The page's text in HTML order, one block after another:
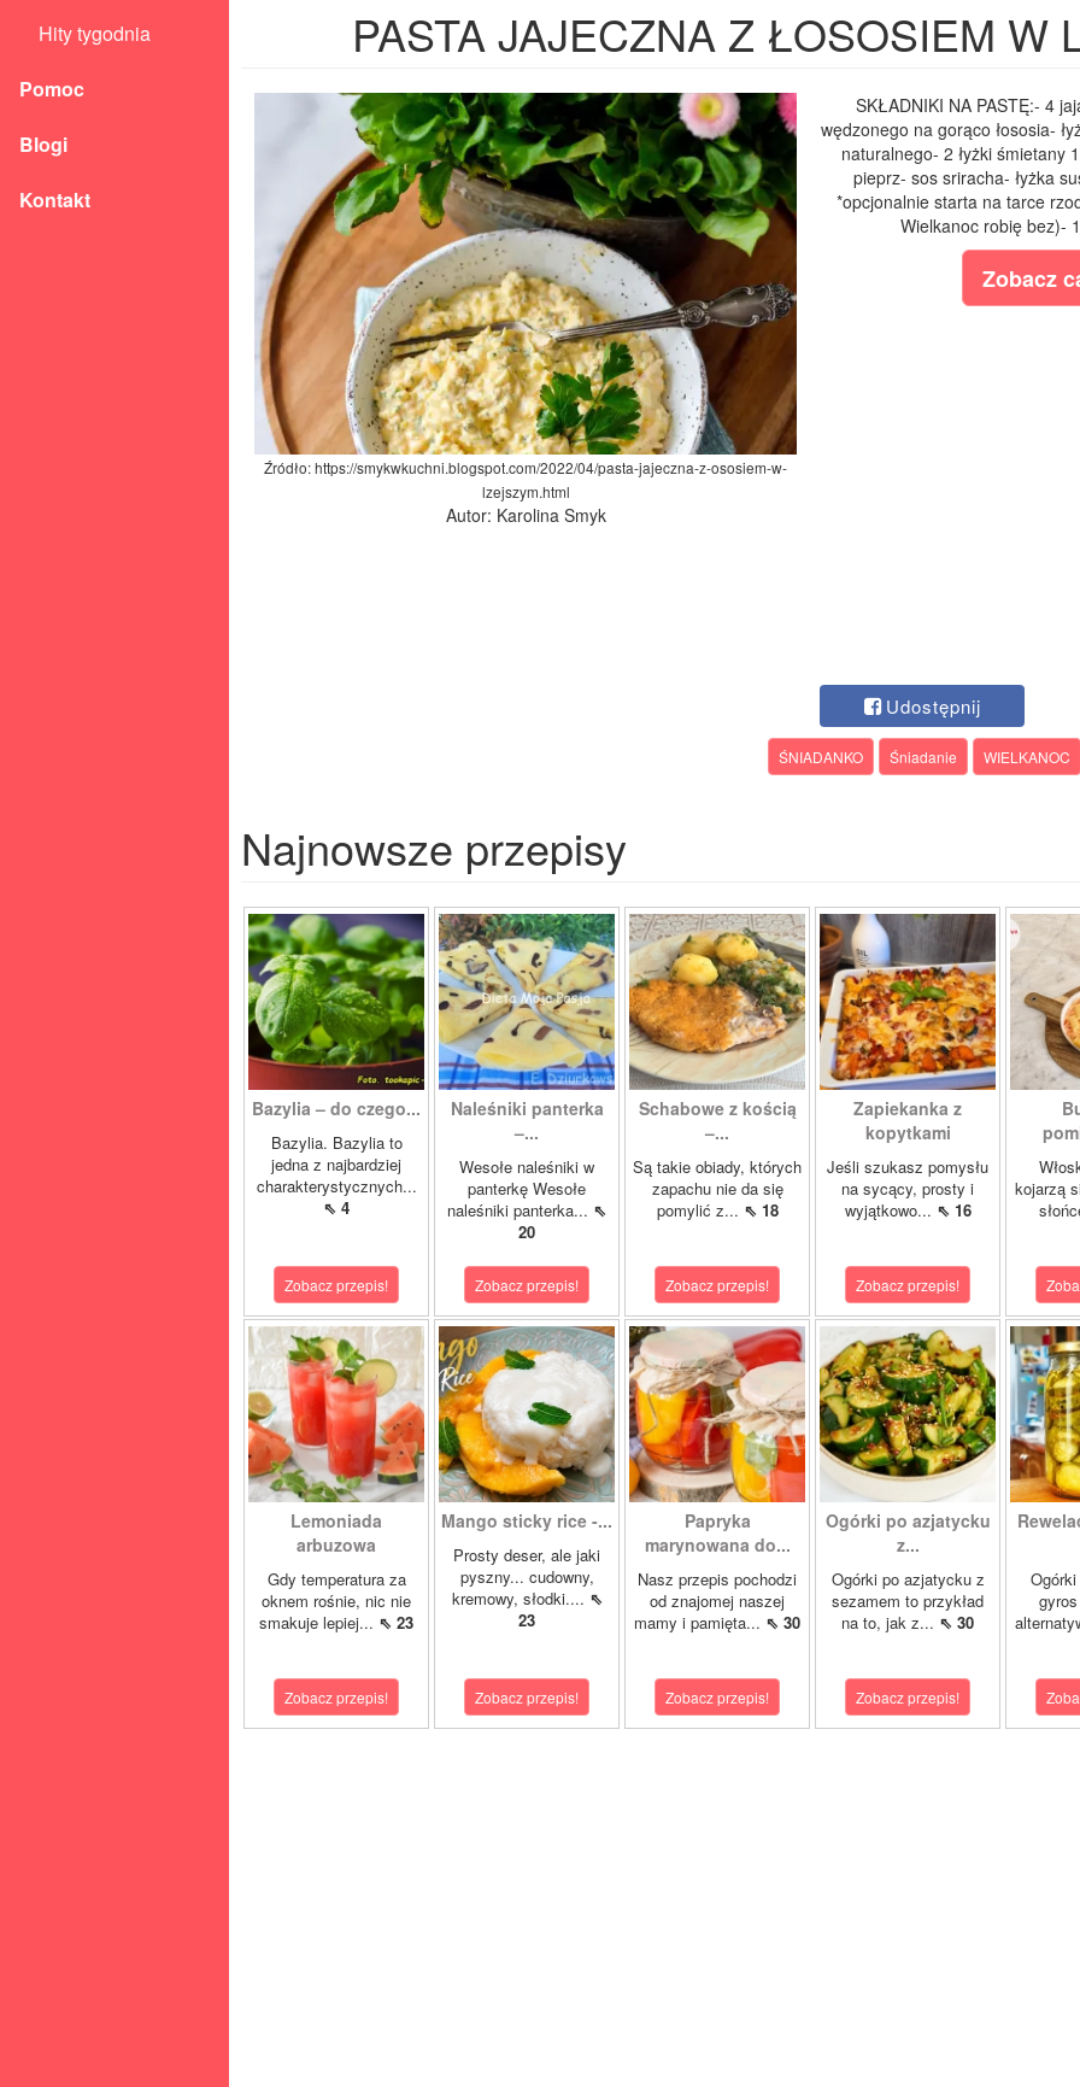
Hity tygodnia
Pomoc
Blogi
Kontakt
PASTA JAJECZNA Z ŁOSOSIEM W
Źródło: https://smykwkuchni.blogspot.com/2022/04/pasta-jajeczna-z-ososiem-w-
lzejszym.html
Autor: Karolina Smyk
SKŁADNIKI NA PASTĘ:- 4
wędzonego na gorąco łososia-
naturalnego- 2 łyżki śmietany
pieprz- sos sriracha- łyżka
*opcjonalnie starta na tarce
Wielkanoc robię bez)-
Zobacz
Udostępnij
ŚNIADANKO Śniadanie WIELKANOC
Najnowsze przepisy
Bazylia – do czego...
Bazylia. Bazylia to
jedna z najbardziej
charakterystycznych...
⇖ 4
Zobacz przepis!
Naleśniki panterka
–...
Wesołe naleśniki w
panterkę Wesołe
naleśniki panterka... ⇖
20
Zobacz przepis!
Schabowe z kością
–...
Są takie obiady, których
zapachu nie da się
pomylić z... ⇖ 18
Zobacz przepis!
Zapiekanka z
kopytkami
Jeśli szukasz pomysłu
na sycący, prosty i
wyjątkowo... ⇖ 16
Zobacz przepis!
kojarzą
Lemoniada
arbuzowa
Gdy temperatura za
oknem rośnie, nic nie
smakuje lepiej... ⇖ 23
Zobacz przepis!
Mango sticky rice -...
Prosty deser, ale jaki
pyszny... cudowny,
kremowy, słodki.... ⇖
23
Zobacz przepis!
Papryka
marynowana do...
Nasz przepis pochodzi
od znajomej naszej
mamy i pamięta... ⇖ 30
Zobacz przepis!
Ogórki po azjatycku
z...
Ogórki po azjatycku z
sezamem to przykład
na to, jak z... ⇖ 30
Zobacz przepis!